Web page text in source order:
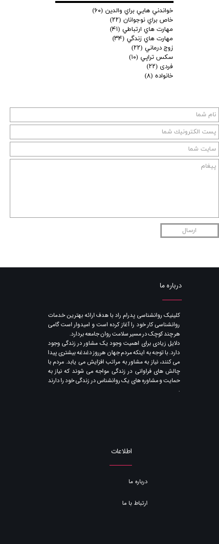
ارسال
خواندني هايي براي والدين (۶۰)
خاص براي نوجوانان (۲۲)
مهارت هاي ارتباطي (۴۱)
مهارت هاي زندگي (۳۴)
زوج درماني (۲۲)
سكس تراپي (۱۰)
فردی (۲۲)
خانواده (۸)
درباره ما
​کلینیک روانشناسی پدرام راد با هدف ارائه بهترین خدمات
روانشناسی کار خود را آغاز کرده است و امیدوار است گامی
هر چند کوچک در مسیر سلامت روان جامعه بردارد.
دلایل زیادی برای اهمیت وجود یک مشاور در زندگی وجود
دارد. با توجه به اینکه مردم جهان هرروز دغدغه بیشتری پیدا
می کنند​​​​​​​، نیاز به مشاور به مراتب افزایش می یابد. مردم با
چالش های فراوانی در زندگی مواجه می شوند که نیاز به
حمایت و مشاوره های یک روانشناس در زندگی خود را دارند​​​​​​​
.
اطلاعات
درباره ما
ارتباط با ما